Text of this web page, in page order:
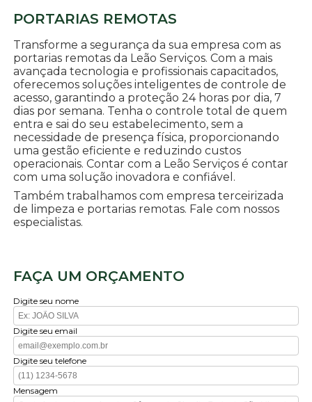
PORTARIAS REMOTAS
Transforme a segurança da sua empresa com as
portarias remotas da Leão Serviços. Com a mais
avançada tecnologia e profissionais capacitados,
oferecemos soluções inteligentes de controle de
acesso, garantindo a proteção 24 horas por dia, 7
dias por semana. Tenha o controle total de quem
entra e sai do seu estabelecimento, sem a
necessidade de presença física, proporcionando
uma gestão eficiente e reduzindo custos
operacionais. Contar com a Leão Serviços é contar
com uma solução inovadora e confiável.
Também trabalhamos com empresa terceirizada
de limpeza e portarias remotas. Fale com nossos
especialistas.
FAÇA UM ORÇAMENTO
Digite seu nome
Digite seu email
Digite seu telefone
Mensagem